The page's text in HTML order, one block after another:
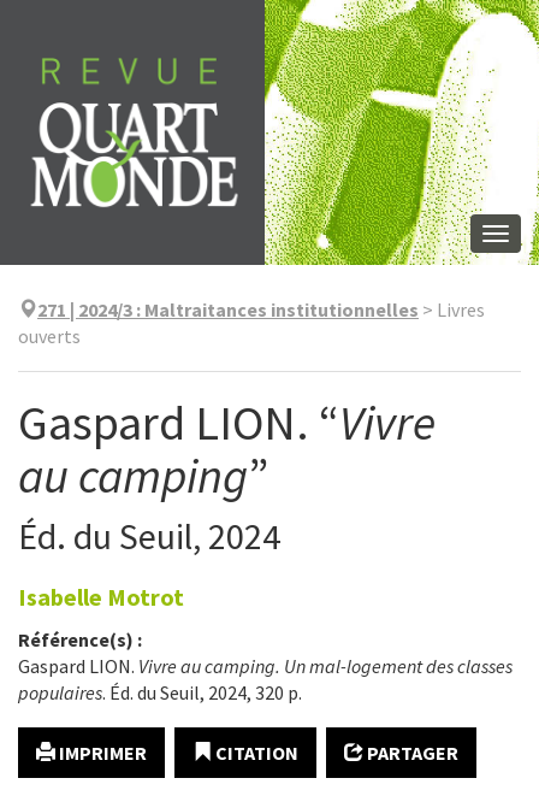
contenu
271 | 2024/3 : Maltraitances institutionnelles > Livres
ouverts
Gaspard LION. “Vivre
au camping”
Éd. du Seuil, 2024
Isabelle Motrot
Référence(s) :
Gaspard LION. Vivre au camping. Un mal-logement des classes
populaires. Éd. du Seuil, 2024, 320 p.
IMPRIMER CITATION PARTAGER